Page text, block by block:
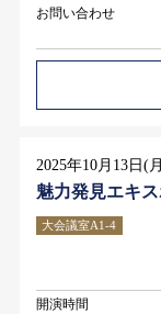
お問い合わせ
2025年10月13日(
魅力発見エキ
大会議室A1-4
開演時間